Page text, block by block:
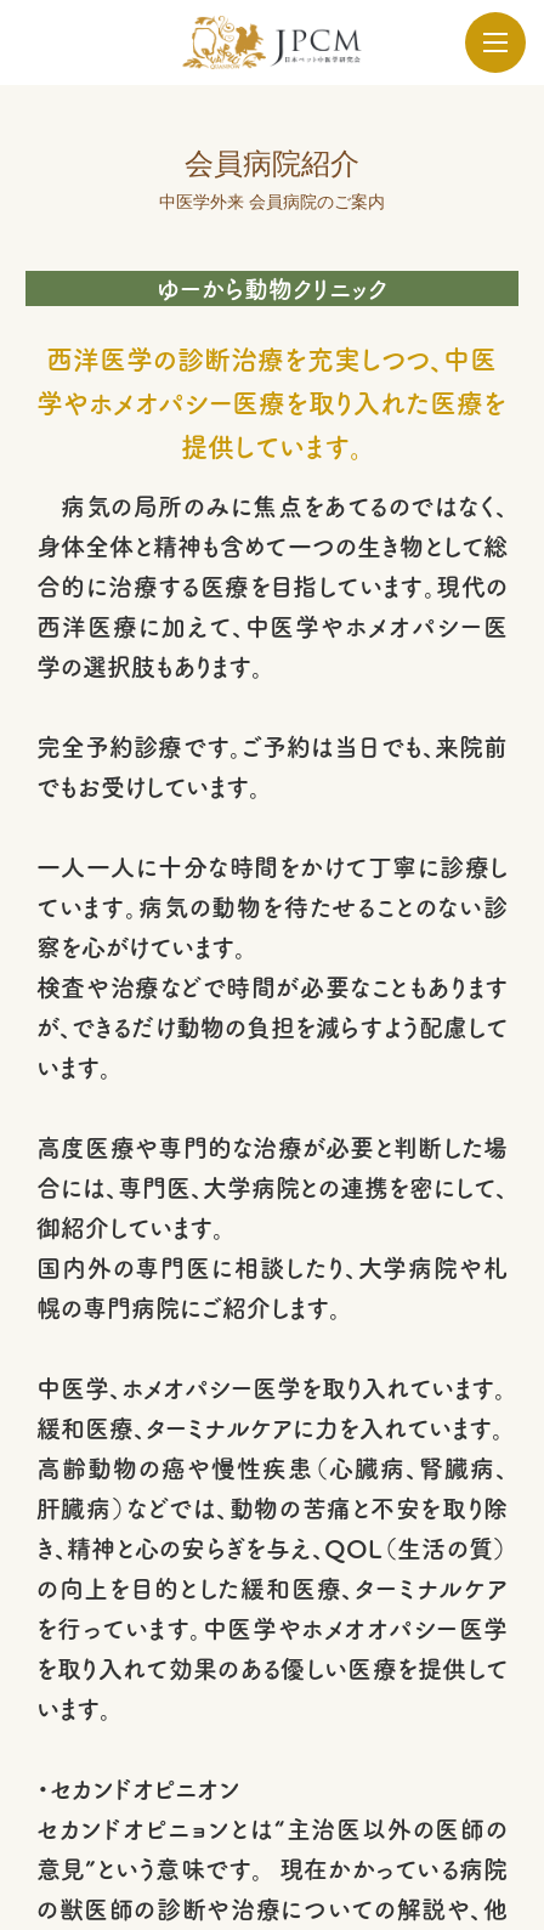
会員病院紹介
中医学外来 会員病院のご案内
ゆーから動物クリニック
西洋医学の診断治療を充実しつつ、中医
学やホメオパシー医療を取り入れた医療を
提供しています。
病気の局所のみに焦点をあてるのではなく、
身体全体と精神も含めて一つの生き物として総
合的に治療する医療を目指しています。現代の
西洋医療に加えて、中医学やホメオパシー医
学の選択肢もあります。
完全予約診療です。ご予約は当日でも、来院前
でもお受けしています。
一人一人に十分な時間をかけて丁寧に診療し
ています。病気の動物を待たせることのない診
察を心がけています。
検査や治療などで時間が必要なこともあります
が、できるだけ動物の負担を減らすよう配慮して
います。
高度医療や専門的な治療が必要と判断した場
合には、専門医、大学病院との連携を密にして、
御紹介しています。
国内外の専門医に相談したり、大学病院や札
幌の専門病院にご紹介します。
中医学、ホメオパシー医学を取り入れています。
緩和医療、ターミナルケアに力を入れています。
高齢動物の癌や慢性疾患（心臓病、腎臓病、
肝臓病）などでは、動物の苦痛と不安を取り除
き、精神と心の安らぎを与え、QOL（生活の質）
の向上を目的とした緩和医療、ターミナルケア
を行っています。中医学やホメオオパシー医学
を取り入れて効果のある優しい医療を提供して
います。
・セカンドオピニオン
セカンドオピニョンとは“主治医以外の医師の
意見”という意味です。 現在かかっている病院
の獣医師の診断や治療についての解説や、他